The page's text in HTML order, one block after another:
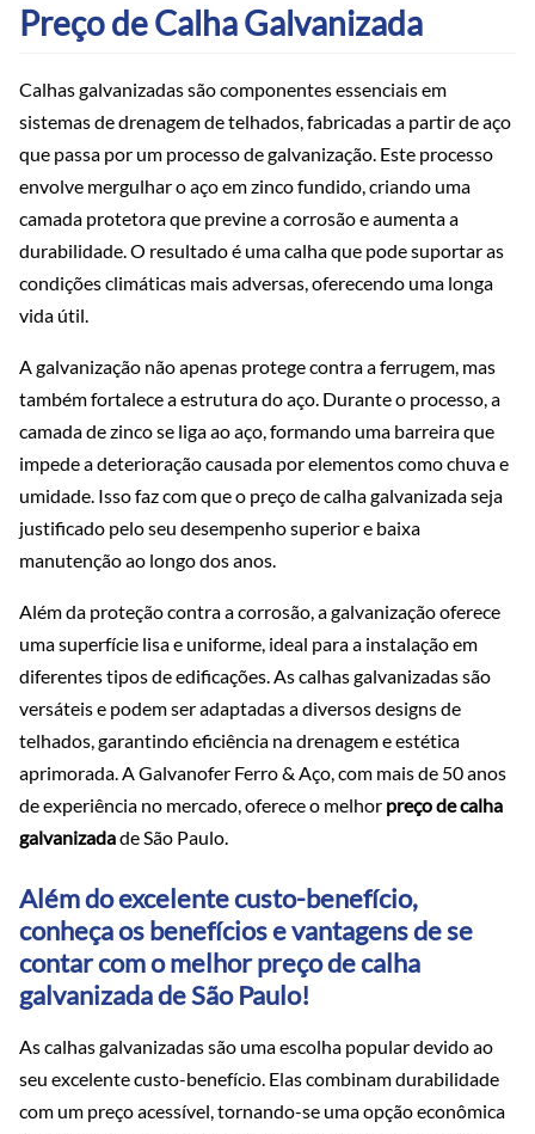
Preço de Calha Galvanizada
Calhas galvanizadas são componentes essenciais em
sistemas de drenagem de telhados, fabricadas a partir de aço
que passa por um processo de galvanização. Este processo
envolve mergulhar o aço em zinco fundido, criando uma
camada protetora que previne a corrosão e aumenta a
durabilidade. O resultado é uma calha que pode suportar as
condições climáticas mais adversas, oferecendo uma longa
vida útil.
A galvanização não apenas protege contra a ferrugem, mas
também fortalece a estrutura do aço. Durante o processo, a
camada de zinco se liga ao aço, formando uma barreira que
impede a deterioração causada por elementos como chuva e
umidade. Isso faz com que o preço de calha galvanizada seja
justificado pelo seu desempenho superior e baixa
manutenção ao longo dos anos.
Além da proteção contra a corrosão, a galvanização oferece
uma superfície lisa e uniforme, ideal para a instalação em
diferentes tipos de edificações. As calhas galvanizadas são
versáteis e podem ser adaptadas a diversos designs de
telhados, garantindo eficiência na drenagem e estética
aprimorada. A Galvanofer Ferro & Aço, com mais de 50 anos
de experiência no mercado, oferece o melhor preço de calha
galvanizadade São Paulo.
Além do excelente custo-benefício,
conheça os benefícios e vantagens de se
contar com o melhor preço de calha
galvanizada de São Paulo!
As calhas galvanizadas são uma escolha popular devido ao
seu excelente custo-benefício. Elas combinam durabilidade
com um preço acessível, tornando-se uma opção econômica